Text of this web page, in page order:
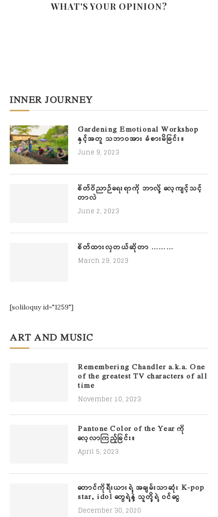
WHAT'S YOUR OPINION?
INNER JOURNEY
Gardening Emotional Workshop
နှင့်အတူ သဘာဝအား ခံစားမိခြင်း။
June 9, 2023
စိတ်ဝိညာဉ်ရေးရာကို ဘာလို့ လေ့ကျင့်သင့်
တာလဲ
June 2, 2023
စိတ်ထားလှတယ်ဆိုတာ ………
March 29, 2023
[soliloquy id="1259"]
ART AND MUSIC
Remembering Chandler a.k.a. One
of the greatest TV characters of all
time
November 10, 2023
Pantone Color of the Year ကို
လေ့လာကြည့်ခြင်း။
April 5, 2023
တောင်ကိုရီးယားရဲ့ အချမ်းသာဆုံး K-pop
star, idol တွေရဲ့နဲ့ သူတို့ရဲ့ ဝင်ငွေ
December 30, 2020